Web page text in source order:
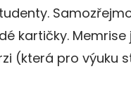
kartičky. Memrise
(která pro výuku